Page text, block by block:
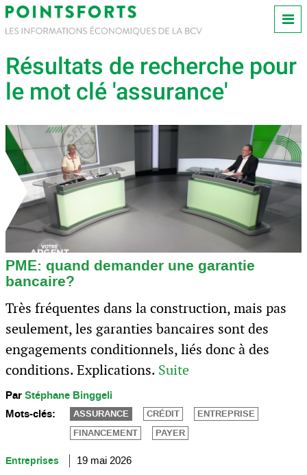
Résultats de recherche pour
le mot clé 'assurance'
PME: quand demander une garantie
bancaire?
Très fréquentes dans la construction, mais pas
seulement, les garanties bancaires sont des
engagements conditionnels, liés donc à des
conditions. Explications. Suite
ParStéphane Binggeli
Mots-clés:
ASSURANCE CRÉDIT
ENTREPRISE
FINANCEMENT
PAYER
Entreprises 19 mai 2026